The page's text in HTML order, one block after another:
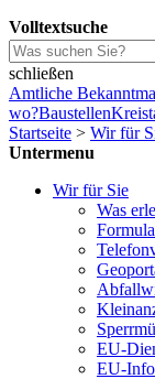
Volltextsuche
schließen
Amtliche
wo?Baustellen
Startseite > Wir für
Untermenu
Wir für Sie
Was
EU-
EU-